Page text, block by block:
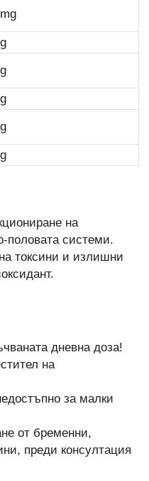
на
половата системи.
токсини и излишни
дневна доза!
на
за малки
от бременни,
преди консултация